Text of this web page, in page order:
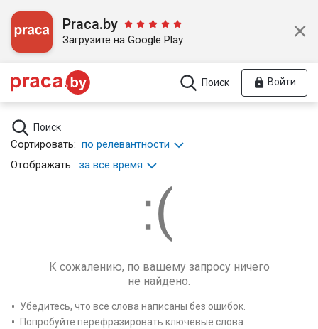
Praca.by
Загрузите на Google Play
Поиск Войти
Поиск
Сортировать: по релевантности
Отображать: за все время
К сожалению, по вашему запросу ничего
не найдено.
Убедитесь, что все слова написаны без ошибок.
Попробуйте перефразировать ключевые слова.